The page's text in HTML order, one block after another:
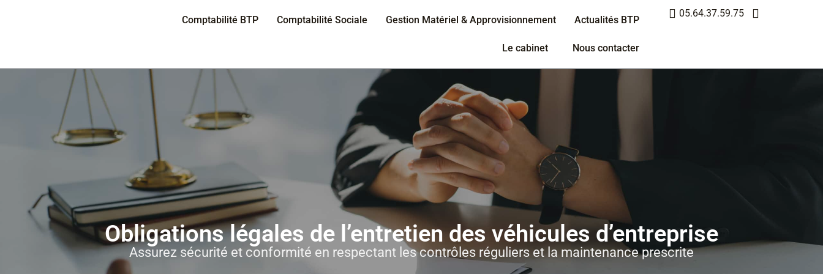
Comptabilité BTP Comptabilité Sociale Gestion Matériel & Approvisionnement Actualités BTP
Le cabinet Nous contacter
05.64.37.59.75
Obligations légales de l’entretien des véhicules d’entreprise
Assurez sécurité et conformité en respectant les contrôles réguliers et la maintenance prescrite